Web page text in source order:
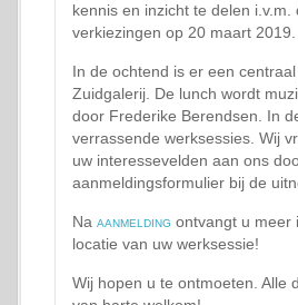
kennis en inzicht te delen i.v.m.
verkiezingen op 20 maart 2019.
In de ochtend is er een
Zuidgalerij. De lunch wordt
door Frederike Berendsen. In
verrassende werksessies. Wij
uw interessevelden aan ons
aanmeldingsformulier bij de
Na aanmelding ontvangt u meer
locatie van uw werksessie!
Wij hopen u te ontmoeten. Alle